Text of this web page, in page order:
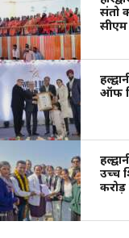
संतो
सीएम
ऑफ
उच्च
करोड़